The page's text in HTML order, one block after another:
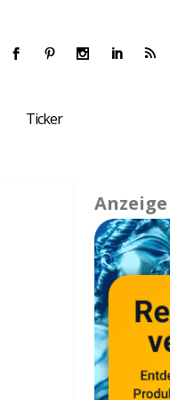
Ticker
Anzeige